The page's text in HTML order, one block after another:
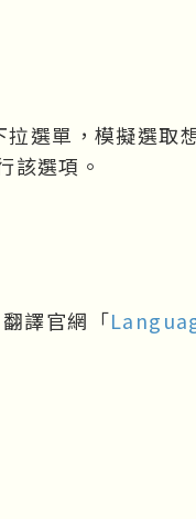
選單，模擬選取
該選項。
譯官網「